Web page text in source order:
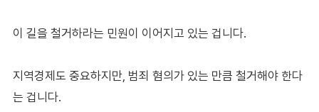
이 길을 철거하라는 민원이 이어지고 있는 겁니다.
지역경제도 중요하지만, 범죄 혐의가 있는 만큼 철거해야 한다
는 겁니다.